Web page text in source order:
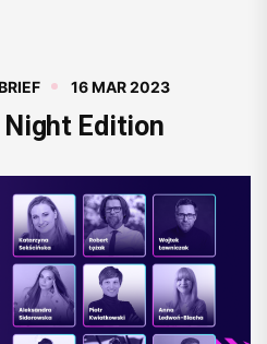
16 MAR 2023
Edition